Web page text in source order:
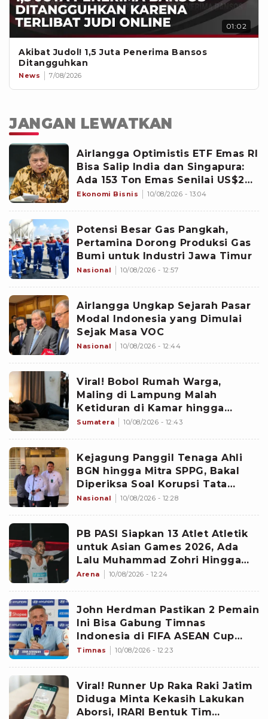
01:02
Akibat Judol! 1,5 Juta Penerima Bansos
Ditangguhkan
News 7/08/2026
JANGAN LEWATKAN
Airlangga Optimistis ETF Emas RI
Bisa Salip India dan Singapura:
Ada 153 Ton Emas Senilai US$20
Miliar
Ekonomi Bisnis 10/08/2026 - 13:04
Potensi Besar Gas Pangkah,
Pertamina Dorong Produksi Gas
Bumi untuk Industri Jawa Timur
Nasional 10/08/2026 - 12:57
Airlangga Ungkap Sejarah Pasar
Modal Indonesia yang Dimulai
Sejak Masa VOC
Nasional 10/08/2026 - 12:44
Viral! Bobol Rumah Warga,
Maling di Lampung Malah
Ketiduran di Kamar hingga
Dikepung Warga
Sumatera 10/08/2026 - 12:43
Kejagung Panggil Tenaga Ahli
BGN hingga Mitra SPPG, Bakal
Diperiksa Soal Korupsi Tata
Kelola MBG
Nasional 10/08/2026 - 12:28
PB PASI Siapkan 13 Atlet Atletik
untuk Asian Games 2026, Ada
Lalu Muhammad Zohri Hingga
Robi Syianturi
Arena 10/08/2026 - 12:24
John Herdman Pastikan 2 Pemain
Ini Bisa Gabung Timnas
Indonesia di FIFA ASEAN Cup
2026
Timnas 10/08/2026 - 12:23
Viral! Runner Up Raka Raki Jatim
Diduga Minta Kekasih Lakukan
Aborsi, IRARI Bentuk Tim